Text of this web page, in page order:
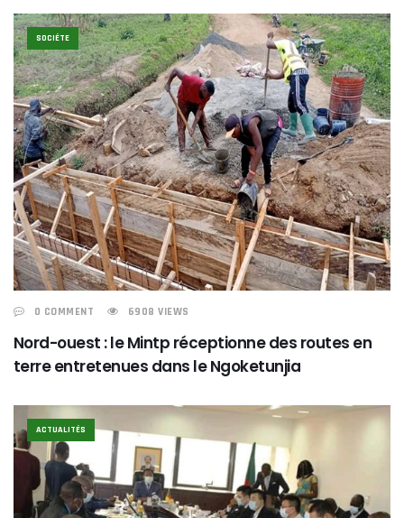
SOCIÉTE
0 COMMENT 6908 VIEWS
Nord-ouest : le Mintp réceptionne des routes en
terre entretenues dans le Ngoketunjia
ACTUALITÉS